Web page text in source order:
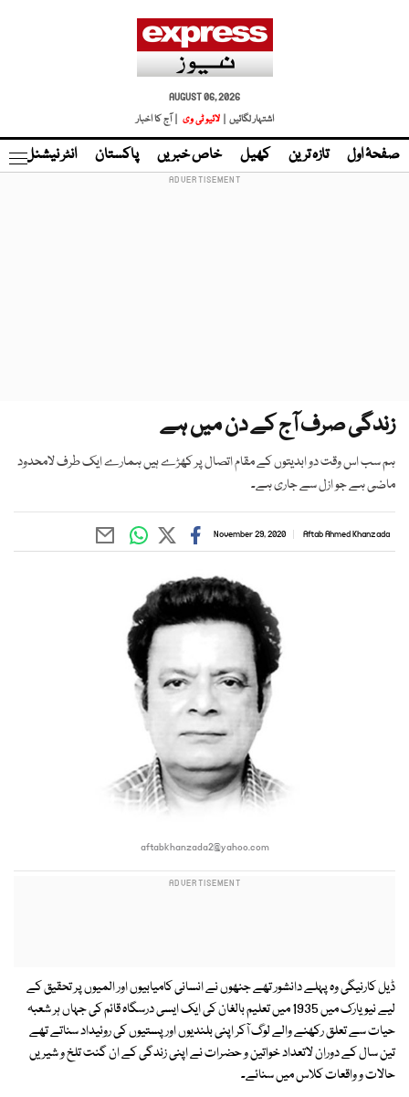
AUGUST 06, 2026
اشتہار لگائیں |
لائیو ٹی وی | آج کا اخبار
صفحۂ اول تازہ ترین کھیل خاص خبریں پاکستان انٹر نیشنل
زندگی صرف آج کے دن میں ہے
ہم سب اس وقت دو ابدیتوں کے مقام اتصال پر کھڑے ہیں ہمارے ایک طرف لامحدود
ماضی ہے جو ازل سے جاری ہے۔
Aftab Ahmed Khanzada
November 29, 2020
aftabkhanzada2@yahoo.com
ڈیل کارنیگی وہ پہلے دانشور تھے جنھوں نے انسانی کامیابیوں اور المیوں پر تحقیق کے
لیے نیو یارک میں 1935 میں تعلیم بالغان کی ایک ایسی درسگاہ قائم کی جہاں ہر شعبہ
حیات سے تعلق رکھنے والے لوگ آکر اپنی بلندیوں اور پستیوں کی روئیداد سناتے تھے
تین سال کے دوران لاتعداد خواتین و حضرات نے اپنی زندگی کے ان گنت تلخ و شیریں
حالات و واقعات کلاس میں سنائے۔